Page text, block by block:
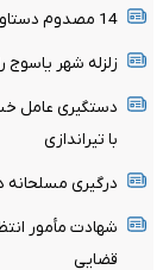
14 مصدوم دستاورد وقوع 2 حادثه رانندگی در محدوده پل سریز
زلزله شهر یاسوج
با تیراندازی
درگیری مسلحانه در
شهادت مأمور
قضایی